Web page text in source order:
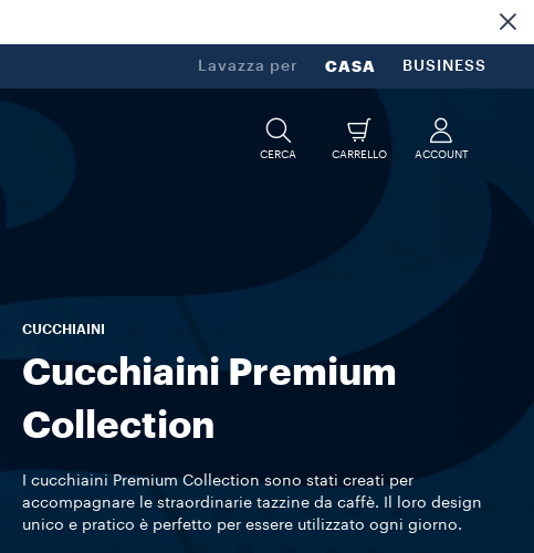
Lavazza per CASA BUSINESS
CERCA CARRELLO ACCOUNT
CUCCHIAINI
Cucchiaini Premium
Collection
I cucchiaini Premium Collection sono stati creati per
accompagnare le straordinarie tazzine da caffè. Il loro design
unico e pratico è perfetto per essere utilizzato ogni giorno.